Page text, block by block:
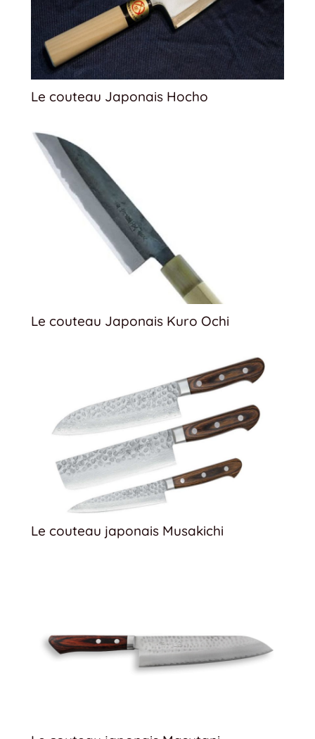
Le couteau Japonais Hocho
Le couteau Japonais Kuro Ochi
Le couteau japonais Musakichi